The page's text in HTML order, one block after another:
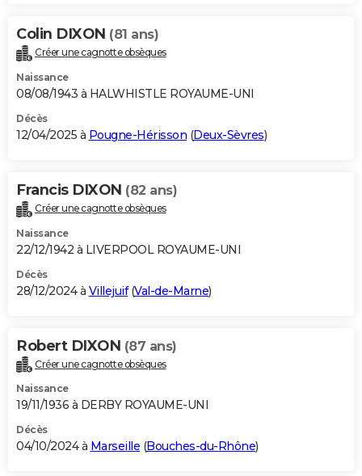
Bricolage
Lifestyle
Culture
Sport
Auto
Television
Voyage
Cinema
Colin DIXON (81 ans)
Créer une cagnotte obsèques
Naissance
08/08/1943 à HALWHISTLE ROYAUME-UNI
Décès
12/04/2025 à Pougne-Hérisson (Deux-Sèvres)
Francis DIXON (82 ans)
Créer une cagnotte obsèques
Naissance
22/12/1942 à LIVERPOOL ROYAUME-UNI
Décès
28/12/2024 à Villejuif(Val-de-Marne)
Robert DIXON (87 ans)
Créer une cagnotte obsèques
Naissance
19/11/1936 à DERBY ROYAUME-UNI
Décès
04/10/2024 à Marseille (Bouches-du-Rhône)